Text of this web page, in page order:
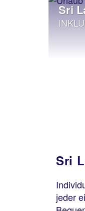
Sri
Sri
jeder